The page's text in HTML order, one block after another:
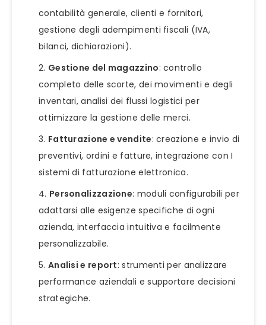
contabilità generale, clienti e fornitori,
gestione degli adempimenti fiscali (IVA,
bilanci, dichiarazioni).
Gestione del magazzino: controllo
completo delle scorte, dei movimenti e degli
inventari, analisi dei flussi logistici per
ottimizzare la gestione delle merci.
Fatturazione e vendite: creazione e invio di
preventivi, ordini e fatture, integrazione con I
sistemi di fatturazione elettronica.
Personalizzazione: moduli configurabili per
adattarsi alle esigenze specifiche di ogni
azienda, interfaccia intuitiva e facilmente
personalizzabile.
Analisi e report: strumenti per analizzare
performance aziendali e supportare decisioni
strategiche.